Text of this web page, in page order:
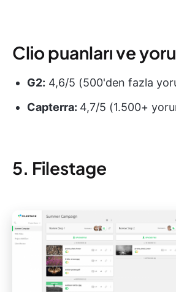
Clio puanları ve
G2: 4,6/5 (500'den fazla
Capterra: 4,7/5 (1.500+
5. Filestage